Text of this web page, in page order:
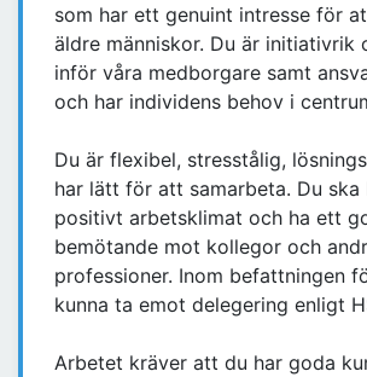
som har ett genuint intresse för
äldre människor. Du är initiativrik
inför våra medborgare samt
och har individens behov i
Du är flexibel, stresstålig,
har lätt för att samarbeta. Du
positivt arbetsklimat och ha ett
bemötande mot kollegor och
professioner. Inom befattningen
kunna ta emot delegering enligt
Arbetet kräver att du har goda